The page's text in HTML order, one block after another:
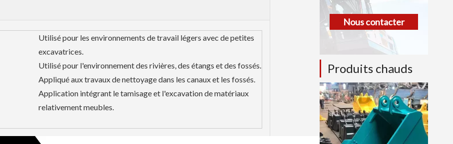
Utilisé pour les environnements de travail légers avec de petites
excavatrices.
Utilisé pour l'environnement des rivières, des étangs et des fossés.
Appliqué aux travaux de nettoyage dans les canaux et les fossés.
Application intégrant le tamisage et l'excavation de matériaux
relativement meubles.
Nous contacter
Produits chauds